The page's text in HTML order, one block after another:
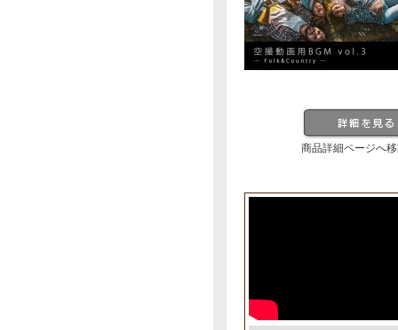
商品詳細ページへ